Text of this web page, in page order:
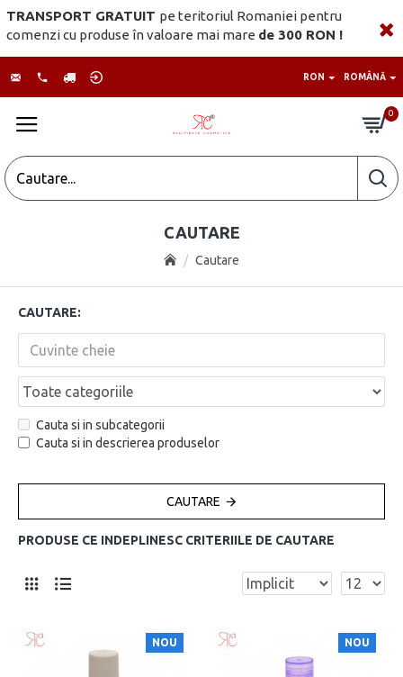
TRANSPORT GRATUIT pe teritoriul Romaniei pentru
comenzi cu produse în valoare mai mare de 300 RON !
RON ROMÂNĂ
0
Cautare
CAUTARE
CAUTARE:
Cauta si in subcategorii
Cauta si in descrierea produselor
CAUTARE
PRODUSE CE INDEPLINESC CRITERIILE DE CAUTARE
NOU NOU